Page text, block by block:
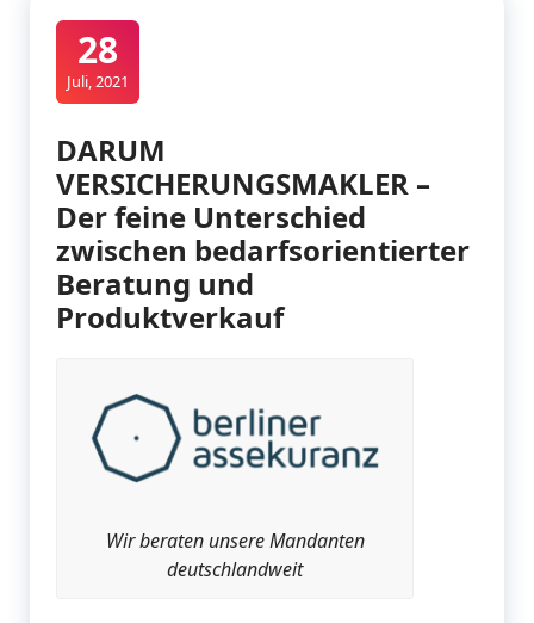
28
Juli, 2021
DARUM
VERSICHERUNGSMAKLER –
Der feine Unterschied
zwischen bedarfsorientierter
Beratung und
Produktverkauf
Wir beraten unsere Mandanten
deutschlandweit